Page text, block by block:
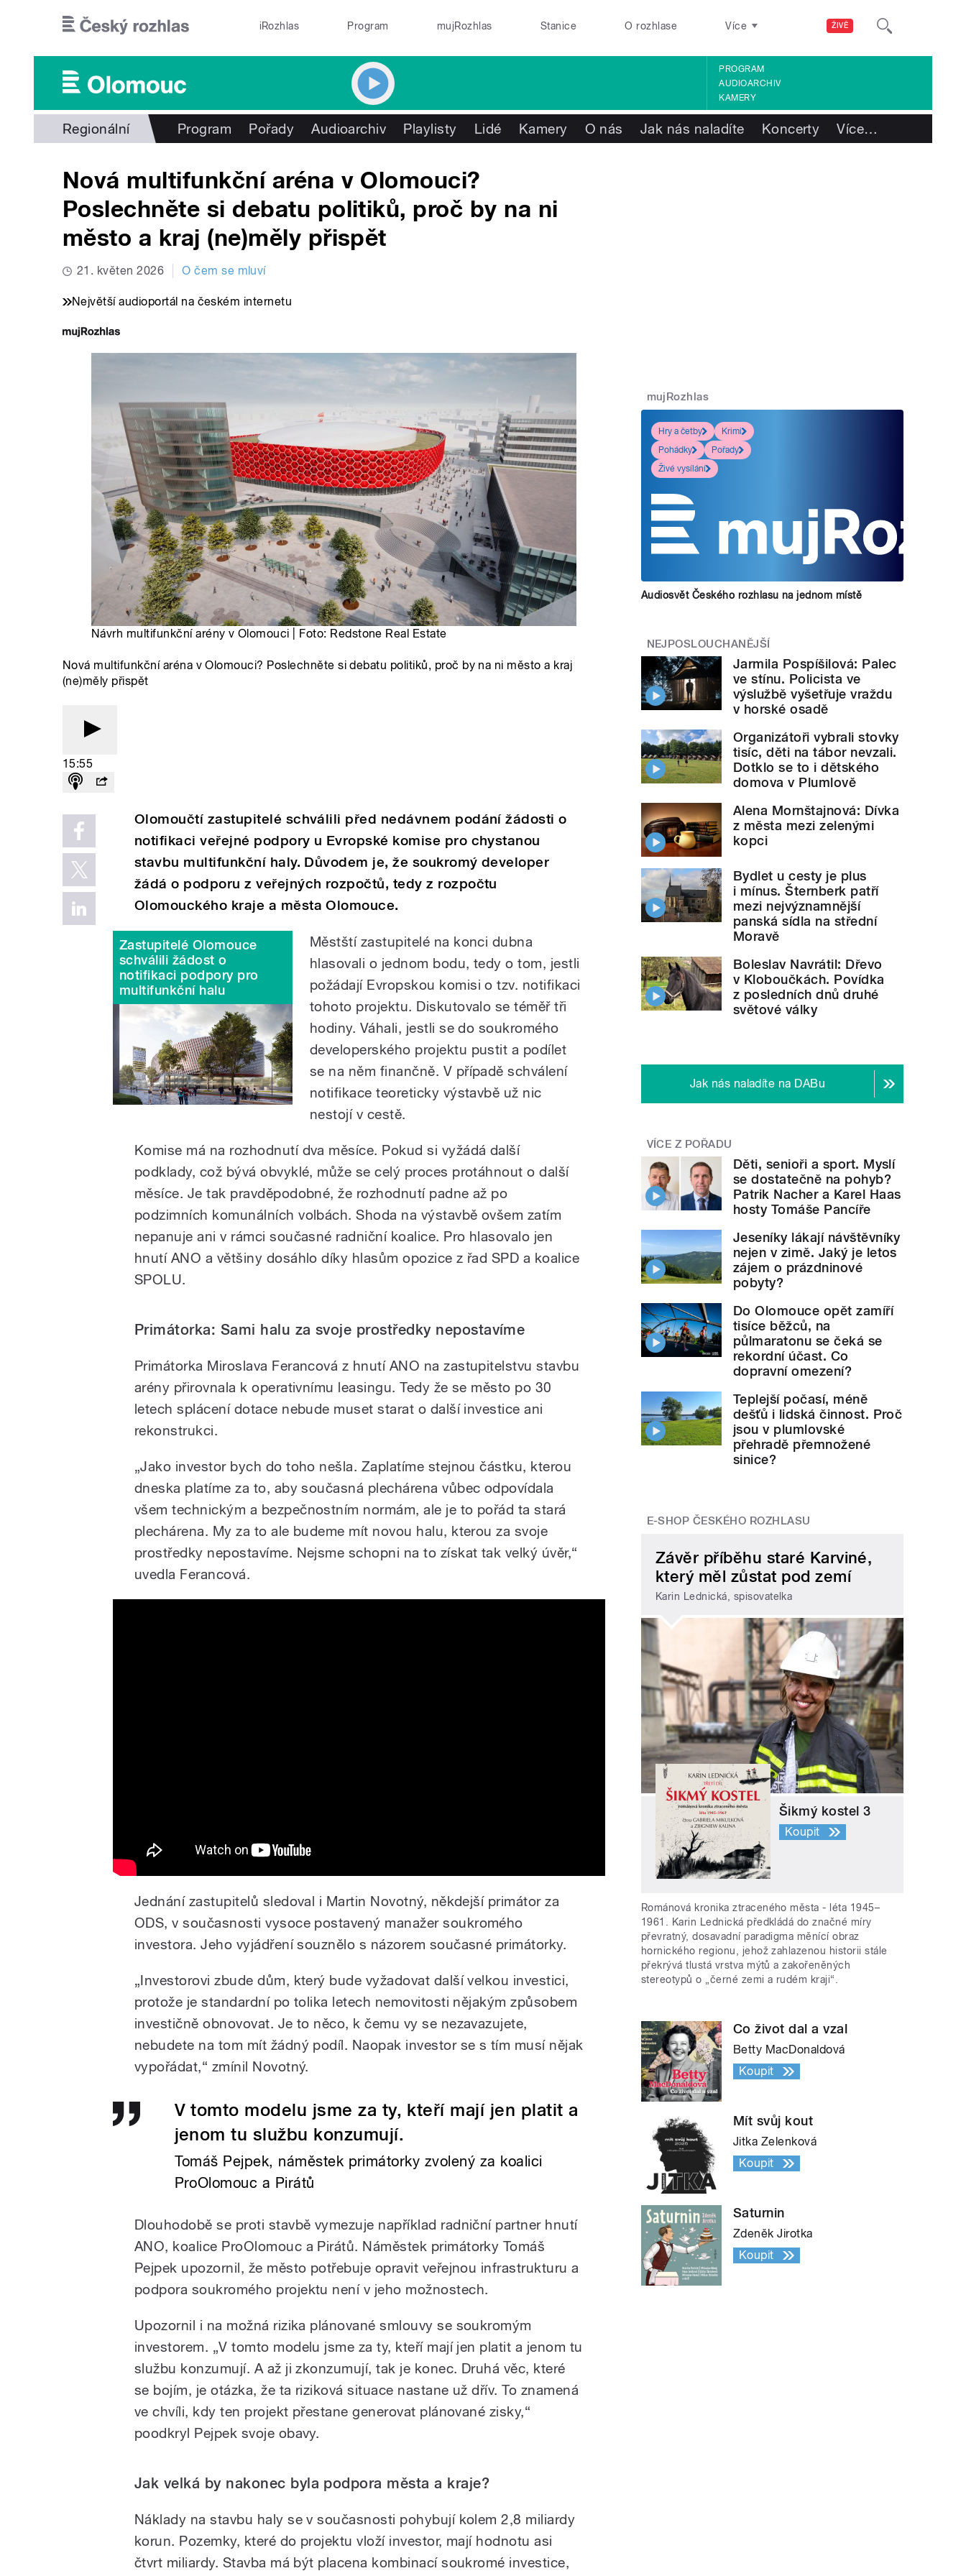
ŽIVĚ
iRozhlas Program mujRozhlas Stanice O rozhlase Více
PROGRAM
AUDIOARCHIV
KAMERY
Regionální Program Pořady Audioarchiv Playlisty Lidé Kamery O nás Jak nás naladíte Koncerty Více…
Nová multifunkční aréna v Olomouci?
Poslechněte si debatu politiků, proč by na ni
město a kraj (ne)měly přispět
21. květen 2026 O čem se mluví
Největší audioportál na českém internetu
Návrh multifunkční arény v Olomouci | Foto: Redstone Real Estate
Nová multifunkční aréna v Olomouci? Poslechněte si debatu politiků, proč by na ni město a kraj
(ne)měly přispět
15:55
Olomoučtí zastupitelé schválili před nedávnem podání žádosti o
notifikaci veřejné podpory u Evropské komise pro chystanou
stavbu multifunkční haly. Důvodem je, že soukromý developer
žádá o podporu z veřejných rozpočtů, tedy z rozpočtu
Olomouckého kraje a města Olomouce.
Zastupitelé Olomouce
schválili žádost o
notifikaci podpory pro
multifunkční halu
Městští zastupitelé na konci dubna
hlasovali o jednom bodu, tedy o tom, jestli
požádají Evropskou komisi o tzv. notifikaci
tohoto projektu. Diskutovalo se téměř tři
hodiny. Váhali, jestli se do soukromého
developerského projektu pustit a podílet
se na něm finančně. V případě schválení
notifikace teoreticky výstavbě už nic
nestojí v cestě.
Komise má na rozhodnutí dva měsíce. Pokud si vyžádá další
podklady, což bývá obvyklé, může se celý proces protáhnout o další
měsíce. Je tak pravděpodobné, že rozhodnutí padne až po
podzimních komunálních volbách. Shoda na výstavbě ovšem zatím
nepanuje ani v rámci současné radniční koalice. Pro hlasovalo jen
hnutí ANO a většiny dosáhlo díky hlasům opozice z řad SPD a koalice
SPOLU.
Primátorka: Sami halu za svoje prostředky nepostavíme
Primátorka Miroslava Ferancová z hnutí ANO na zastupitelstvu stavbu
arény přirovnala k operativnímu leasingu. Tedy že se město po 30
letech splácení dotace nebude muset starat o další investice ani
rekonstrukci.
„Jako investor bych do toho nešla. Zaplatíme stejnou částku, kterou
dneska platíme za to, aby současná plechárena vůbec odpovídala
všem technickým a bezpečnostním normám, ale je to pořád ta stará
plechárena. My za to ale budeme mít novou halu, kterou za svoje
prostředky nepostavíme. Nejsme schopni na to získat tak velký úvěr,“
uvedla Ferancová.
Jednání zastupitelů sledoval i Martin Novotný, někdejší primátor za
ODS, v současnosti vysoce postavený manažer soukromého
investora. Jeho vyjádření souznělo s názorem současné primátorky.
„Investorovi zbude dům, který bude vyžadovat další velkou investici,
protože je standardní po tolika letech nemovitosti nějakým způsobem
investičně obnovovat. Je to něco, k čemu vy se nezavazujete,
nebudete na tom mít žádný podíl. Naopak investor se s tím musí nějak
vypořádat,“ zmínil Novotný.
V tomto modelu jsme za ty, kteří mají jen platit a
jenom tu službu konzumují.
Tomáš Pejpek, náměstek primátorky zvolený za koalici
ProOlomouc a Pirátů
Dlouhodobě se proti stavbě vymezuje například radniční partner hnutí
ANO, koalice ProOlomouc a Pirátů. Náměstek primátorky Tomáš
Pejpek upozornil, že město potřebuje opravit veřejnou infrastrukturu a
podpora soukromého projektu není v jeho možnostech.
Upozornil i na možná rizika plánované smlouvy se soukromým
investorem. „V tomto modelu jsme za ty, kteří mají jen platit a jenom tu
službu konzumují. A až ji zkonzumují, tak je konec. Druhá věc, které
se bojím, je otázka, že ta riziková situace nastane už dřív. To znamená
ve chvíli, kdy ten projekt přestane generovat plánované zisky,“
poodkryl Pejpek svoje obavy.
Jak velká by nakonec byla podpora města a kraje?
Náklady na stavbu haly se v současnosti pohybují kolem 2,8 miliardy
korun. Pozemky, které do projektu vloží investor, mají hodnotu asi
čtvrt miliardy. Stavba má být placena kombinací soukromé investice,
mujRozhlas
Hry a četby
Krimi
Pohádky
Pořady
Živé vysílání
Audiosvět Českého rozhlasu na jednom místě
NEJPOSLOUCHANĚJŠÍ
Jarmila Pospíšilová: Palec
ve stínu. Policista ve
výslužbě vyšetřuje vraždu
v horské osadě
Organizátoři vybrali stovky
tisíc, děti na tábor nevzali.
Dotklo se to i dětského
domova v Plumlově
Alena Mornštajnová: Dívka
z města mezi zelenými
kopci
Bydlet u cesty je plus
i mínus. Šternberk patří
mezi nejvýznamnější
panská sídla na střední
Moravě
Boleslav Navrátil: Dřevo
v Kloboučkách. Povídka
z posledních dnů druhé
světové války
Jak nás naladíte na DABu
VÍCE Z POŘADU
Děti, senioři a sport. Myslí
se dostatečně na pohyb?
Patrik Nacher a Karel Haas
hosty Tomáše Pancíře
Jeseníky lákají návštěvníky
nejen v zimě. Jaký je letos
zájem o prázdninové
pobyty?
Do Olomouce opět zamíří
tisíce běžců, na
půlmaratonu se čeká se
rekordní účast. Co
dopravní omezení?
Teplejší počasí, méně
dešťů i lidská činnost. Proč
jsou v plumlovské
přehradě přemnožené
sinice?
E-SHOP ČESKÉHO ROZHLASU
Závěr příběhu staré Karviné,
který měl zůstat pod zemí
Karin Lednická, spisovatelka
Šikmý kostel 3
Koupit
Románová kronika ztraceného města - léta 1945–
1961. Karin Lednická předkládá do značné míry
převratný, dosavadní paradigma měnící obraz
hornického regionu, jehož zahlazenou historii stále
překrývá tlustá vrstva mýtů a zakořeněných
stereotypů o „černé zemi a rudém kraji“.
Co život dal a vzal
Betty MacDonaldová
Koupit
Mít svůj kout
Jitka Zelenková
Koupit
Saturnin
Zdeněk Jirotka
Koupit